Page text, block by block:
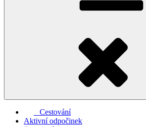
Cestování
Aktivní odpočinek